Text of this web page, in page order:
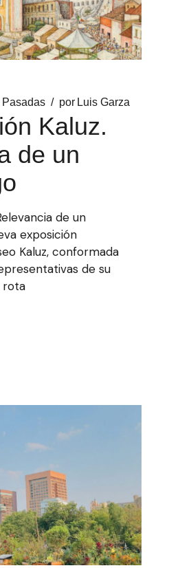
Pasadas por Luis Garza
Kaluz.
de un
de un
exposición
Kaluz, conformada
de su
rota